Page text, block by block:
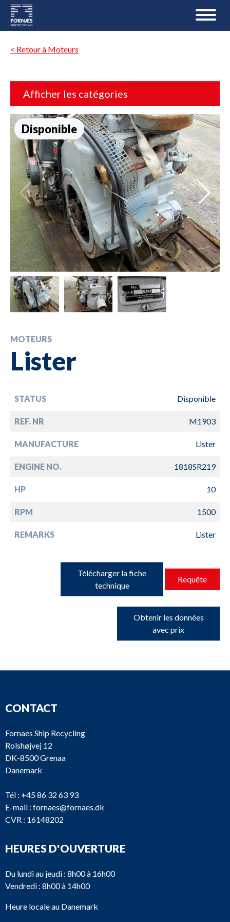
< Retour à Moteurs
Afficher les catégories
Disponible
MOTEURS
Lister
STATUS Disponible
REF. NR M1903
MANUFACTURE Lister
ENGINE NO. 1818SR219
HP 10
RPM 1500
REMARKS Lister
Télécharger la fiche
technique
Requête
Obtenir les données
avec prix
CONTACT
Fornaes Ship Recycling
Rolshøjvej 12
DK-8500 Grenaa
Danemark
Tél : +45 86 32 63 93
E-mail : fornaes@fornaes.dk
CVR : 16148202
HEURES D'OUVERTURE
Du lundi au jeudi : 8h00 à 16h00
Vendredi : 8h00 à 14h00
Heure locale au Danemark